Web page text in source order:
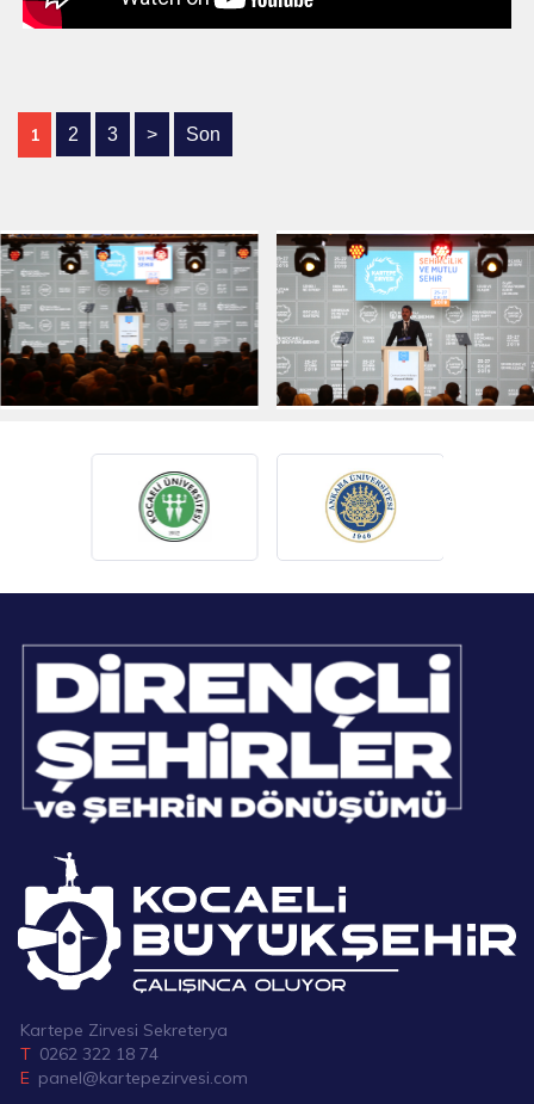
1 2 3 > Son
Kartepe Zirvesi Sekreterya
T 0262 322 18 74
E panel@kartepezirvesi.com